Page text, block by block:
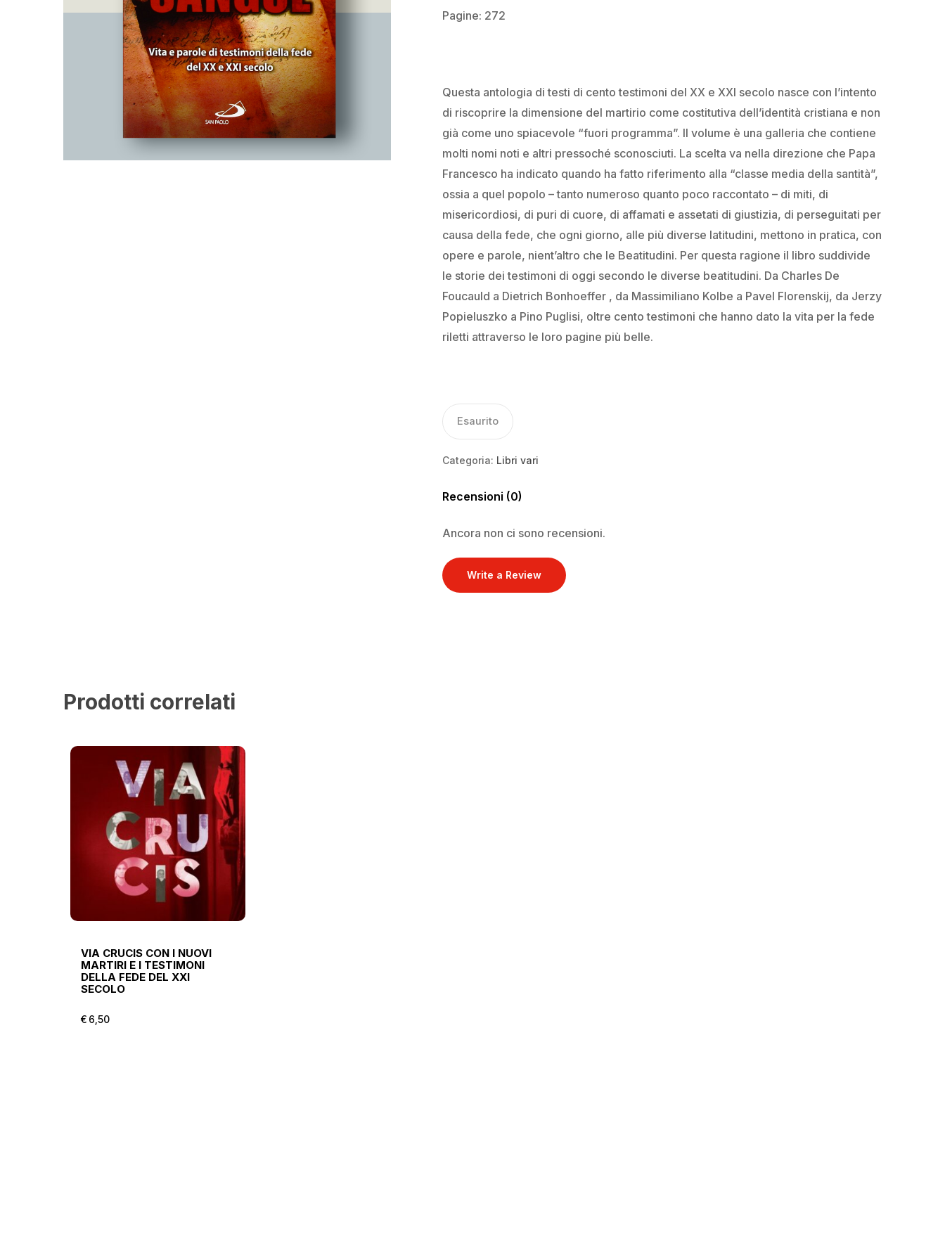
Pagine: 272
Questa antologia di testi di cento testimoni del XX e XXI secolo nasce con l’intento
di riscoprire la dimensione del martirio come costitutiva dell’identità cristiana e non
già come uno spiacevole “fuori programma”. Il volume è una galleria che contiene
molti nomi noti e altri pressoché sconosciuti. La scelta va nella direzione che Papa
Francesco ha indicato quando ha fatto riferimento alla “classe media della santità”,
ossia a quel popolo – tanto numeroso quanto poco raccontato – di miti, di
misericordiosi, di puri di cuore, di affamati e assetati di giustizia, di perseguitati per
causa della fede, che ogni giorno, alle più diverse latitudini, mettono in pratica, con
opere e parole, nient’altro che le Beatitudini. Per questa ragione il libro suddivide
le storie dei testimoni di oggi secondo le diverse beatitudini. Da Charles De
Foucauld a Dietrich Bonhoeffer , da Massimiliano Kolbe a Pavel Florenskij, da Jerzy
Popieluszko a Pino Puglisi, oltre cento testimoni che hanno dato la vita per la fede
riletti attraverso le loro pagine più belle.
Esaurito
Categoria: Libri vari
Recensioni (0)
Ancora non ci sono recensioni.
Write a Review
Prodotti correlati
VIA CRUCIS CON I NUOVI
MARTIRI E I TESTIMONI
DELLA FEDE DEL XXI
SECOLO
€ 6,50
€6,50
Salva il mio nome, email e sito web in questo browser per la prossima volta
che commento.